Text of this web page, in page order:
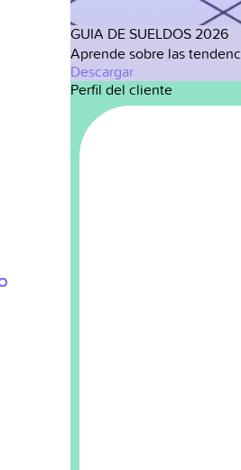
GUIA DE SUELDOS 2026
Aprende sobre las
Descargar
Perfil del cliente